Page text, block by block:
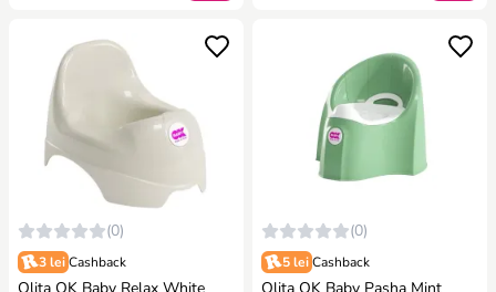
(0)
3 lei Cashback
(0)
5 lei Cashback